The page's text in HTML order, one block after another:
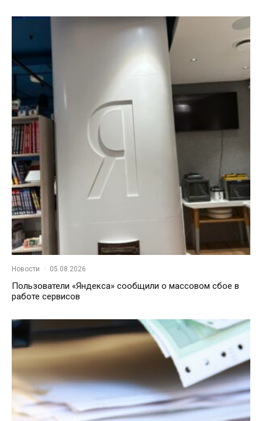
Новости · 05.08.2026
Пользователи «Яндекса» сообщили о массовом сбое в
работе сервисов